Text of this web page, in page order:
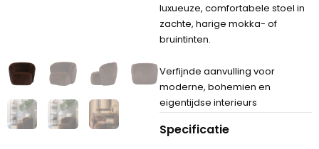
luxueuze, comfortabele stoel in
zachte, harige mokka- of
bruintinten.
Verfijnde aanvulling voor
moderne, bohemien en
eigentijdse interieurs
Specificatie